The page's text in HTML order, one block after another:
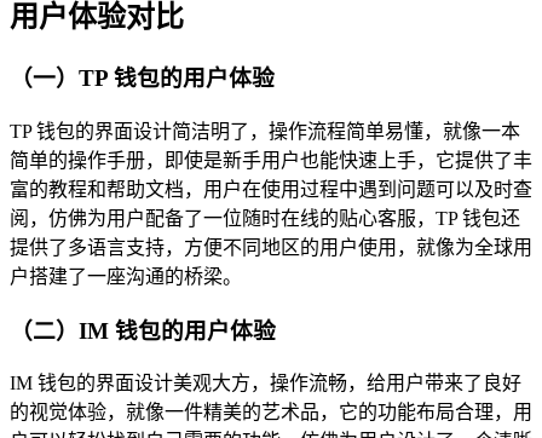
用户体验对比
（一）TP 钱包的用户体验
TP 钱包的界面设计简洁明了，操作流程简单易懂，就像一本
简单的操作手册，即使是新手用户也能快速上手，它提供了丰
富的教程和帮助文档，用户在使用过程中遇到问题可以及时查
阅，仿佛为用户配备了一位随时在线的贴心客服，TP 钱包还
提供了多语言支持，方便不同地区的用户使用，就像为全球用
户搭建了一座沟通的桥梁。
（二）IM 钱包的用户体验
IM 钱包的界面设计美观大方，操作流畅，给用户带来了良好
的视觉体验，就像一件精美的艺术品，它的功能布局合理，用